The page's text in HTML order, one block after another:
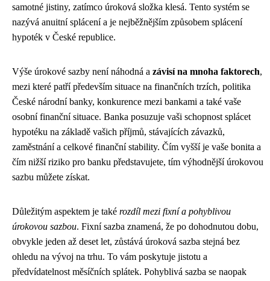
samotné jistiny, zatímco úroková složka klesá. Tento systém se
nazývá anuitní splácení a je nejběžnějším způsobem splácení
hypoték v České republice.
Výše úrokové sazby není náhodná a závisí na mnoha faktorech,
mezi které patří především situace na finančních trzích, politika
České národní banky, konkurence mezi bankami a také vaše
osobní finanční situace. Banka posuzuje vaši schopnost splácet
hypotéku na základě vašich příjmů, stávajících závazků,
zaměstnání a celkové finanční stability. Čím vyšší je vaše bonita a
čím nižší riziko pro banku představujete, tím výhodnější úrokovou
sazbu můžete získat.
Důležitým aspektem je také rozdíl mezi fixní a pohyblivou
úrokovou sazbou. Fixní sazba znamená, že po dohodnutou dobu,
obvykle jeden až deset let, zůstává úroková sazba stejná bez
ohledu na vývoj na trhu. To vám poskytuje jistotu a
předvídatelnost měsíčních splátek. Pohyblivá sazba se naopak